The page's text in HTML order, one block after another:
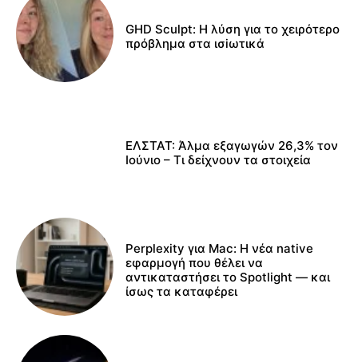
GHD Sculpt: Η λύση για το χειρότερο
πρόβλημα στα ισiωτικά
ΕΛΣΤΑΤ: Άλμα εξαγωγών 26,3% τον
Ιούνιο – Τι δείχνουν τα στοιχεία
Perplexity για Mac: Η νέα native
εφαρμογή που θέλει να
αντικαταστήσει το Spotlight — και
ίσως τα καταφέρει